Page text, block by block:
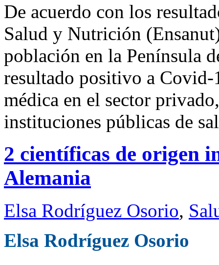
De acuerdo con los
Salud y Nutrición
población en la Península
resultado positivo a
médica en el sector
instituciones públicas de
2 científicas de origen
Alemania
Elsa Rodríguez Osorio,
Elsa Rodríguez Osorio